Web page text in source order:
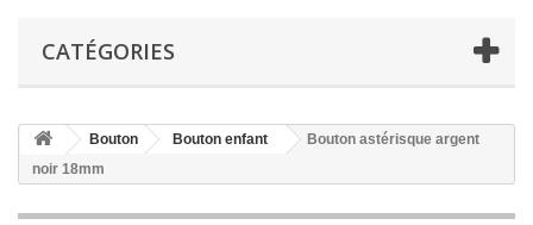
CATÉGORIES
Bouton Bouton enfant
Bouton astérisque argent
noir 18mm